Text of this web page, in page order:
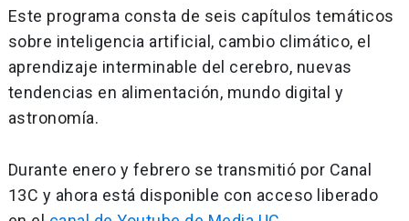
Este programa consta de seis capítulos temáticos
sobre inteligencia artificial, cambio climático, el
aprendizaje interminable del cerebro, nuevas
tendencias en alimentación, mundo digital y
astronomía.
Durante enero y febrero se transmitió por Canal
13C y ahora está disponible con acceso liberado